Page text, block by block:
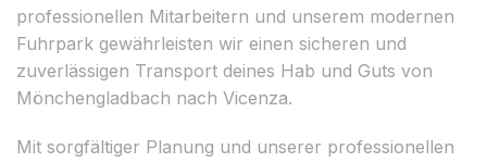
professionellen Mitarbeitern und unserem modernen
Fuhrpark gewährleisten wir einen sicheren und
zuverlässigen Transport deines Hab und Guts von
Mönchengladbach nach Vicenza.
Mit sorgfältiger Planung und unserer professionellen